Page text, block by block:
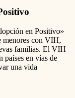
en Positivo»
menores con VIH,
familias. El VIH
países en vías de
una vida